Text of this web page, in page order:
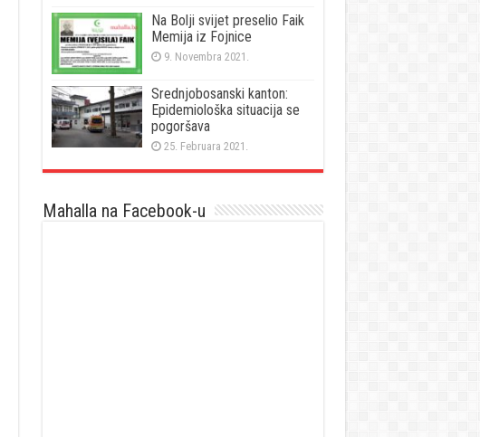
Na Bolji svijet preselio Faik
Memija iz Fojnice
9. Novembra 2021.
Srednjobosanski kanton:
Epidemiološka situacija se
pogoršava
25. Februara 2021.
Mahalla na Facebook-u